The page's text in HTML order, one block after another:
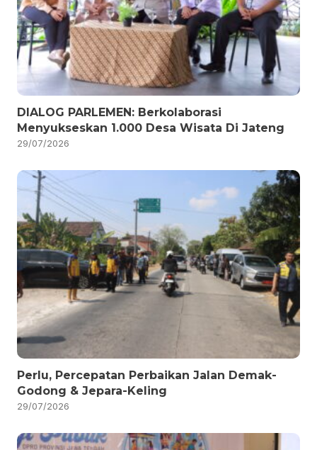
DIALOG PARLEMEN: Berkolaborasi
Menyukseskan 1.000 Desa Wisata Di Jateng
29/07/2026
Perlu, Percepatan Perbaikan Jalan Demak-
Godong & Jepara-Keling
29/07/2026